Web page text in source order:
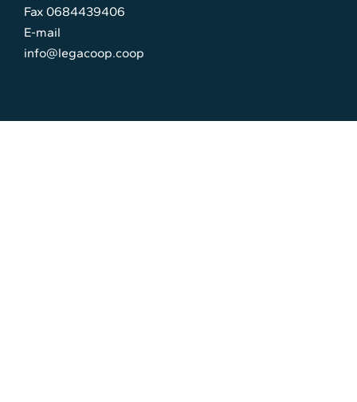
Fax 0684439406
E-mail
info@legacoop.coop